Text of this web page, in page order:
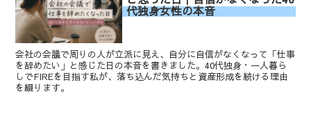
代独身女性の本音
会社の会議で周りの人が立派に見え、自分に自信がなくなって「仕事
を辞めたい」と感じた日の本音を書きました。40代独身・一人暮ら
しでFIREを目指す私が、落ち込んだ気持ちと資産形成を続ける理由
を綴ります。